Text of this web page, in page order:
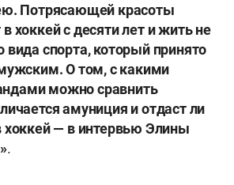
Потрясающей красоты
хоккей с десяти лет и жить не
вида спорта, который принято
О том, с какими
можно сравнить
амуниция и отдаст ли
хоккей — в интервью Элины
.